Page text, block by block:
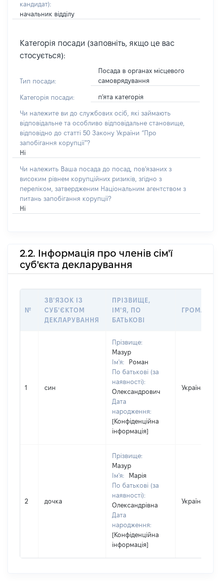
кандидат):
начальник відділу
Категорія посади (заповніть, якщо це вас
стосується):
Тип посади:
Посада в органах місцевого
самоврядування
Категорія посади: п'ята категорія
Чи належите ви до службових осіб, які займають
відповідальне та особливо відповідальне становище,
відповідно до статті 50 Закону України “Про
запобігання корупції”?
Ні
Чи належить Ваша посада до посад, пов'язаних з
високим рівнем корупційних ризиків, згідно з
переліком, затвердженим Національним агентством з
питань запобігання корупції?
Ні
2.2. Інформація про членів сім'ї
суб'єкта декларування
№
ЗВ'ЯЗОК ІЗ
СУБ'ЄКТОМ
ДЕКЛАРУВАННЯ
ПРІЗВИЩЕ,
ІМ'Я, ПО
БАТЬКОВІ
1 син
Прізвище:
Мазур
Ім'я:
Роман
По батькові (за
наявності):
Олександрович
Дата
народження:
[Конфіденційна
інформація]
Україна
2 дочка
Прізвище:
Мазур
Ім'я:
Марія
По батькові (за
наявності):
Олександрівна
Дата
народження:
[Конфіденційна
інформація]
Україна